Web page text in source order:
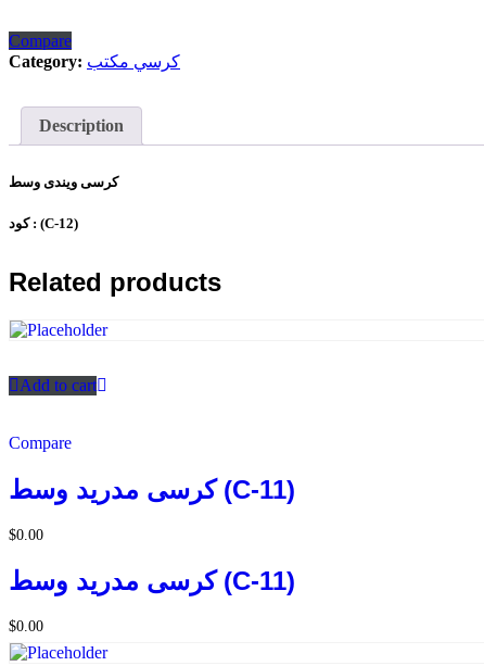
Compare
Category: كرسي مكتب
Description
كرسى ويندى وسط
كود : (C-12)
Related products
Add to cart
Compare
كرسى مدريد وسط (C-11)
$0.00
كرسى مدريد وسط (C-11)
$0.00